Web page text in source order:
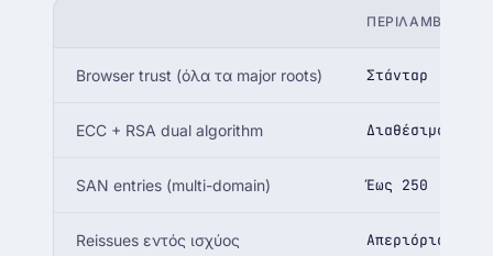
Browser trust (όλα τα major roots) Στάνταρ
ECC + RSA dual algorithm Διαθέσιμο
SAN entries (multi-domain) Έως 250
Reissues εντός ισχύος Απεριόριστα ·